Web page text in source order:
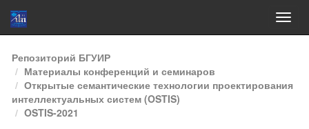
Skip
navigation
Репозиторий БГУИР
Материалы конференций и семинаров
Открытые семантические технологии проектирования
интеллектуальных систем (OSTIS)
OSTIS-2021